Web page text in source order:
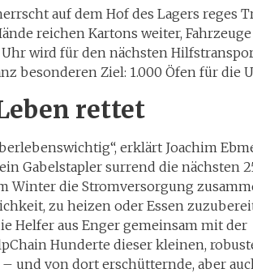
auf dem Hof des Lagers reges
reichen Kartons weiter,
Uhr wird für den nächsten
besonderen Ziel: 1.000 Öfen für die
rettet
erklärt Joachim
Gabelstapler surrend die nächsten
Winter die Stromversorgung
zu heizen oder Essen
Helfer aus Enger gemeinsam mit der
Hunderte dieser kleinen,
und von dort erschütternde, aber